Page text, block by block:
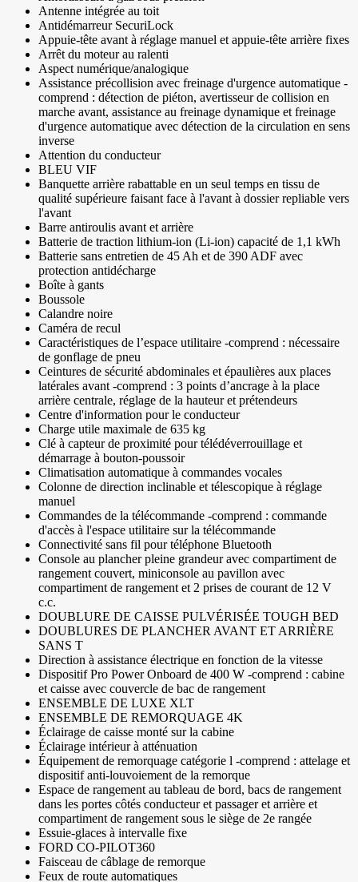
Antenne intégrée au toit
Antidémarreur SecuriLock
Appuie-tête avant à réglage manuel et appuie-tête arrière fixes
Arrêt du moteur au ralenti
Aspect numérique/analogique
Assistance précollision avec freinage d'urgence automatique -
comprend : détection de piéton, avertisseur de collision en
marche avant, assistance au freinage dynamique et freinage
d'urgence automatique avec détection de la circulation en sens
inverse
Attention du conducteur
BLEU VIF
Banquette arrière rabattable en un seul temps en tissu de
qualité supérieure faisant face à l'avant à dossier repliable vers
l'avant
Barre antiroulis avant et arrière
Batterie de traction lithium-ion (Li-ion) capacité de 1,1 kWh
Batterie sans entretien de 45 Ah et de 390 ADF avec
protection antidécharge
Boîte à gants
Boussole
Calandre noire
Caméra de recul
Caractéristiques de l’espace utilitaire -comprend : nécessaire
de gonflage de pneu
Ceintures de sécurité abdominales et épaulières aux places
latérales avant -comprend : 3 points d’ancrage à la place
arrière centrale, réglage de la hauteur et prétendeurs
Centre d'information pour le conducteur
Charge utile maximale de 635 kg
Clé à capteur de proximité pour télédéverrouillage et
démarrage à bouton-poussoir
Climatisation automatique à commandes vocales
Colonne de direction inclinable et télescopique à réglage
manuel
Commandes de la télécommande -comprend : commande
d'accès à l'espace utilitaire sur la télécommande
Connectivité sans fil pour téléphone Bluetooth
Console au plancher pleine grandeur avec compartiment de
rangement couvert, miniconsole au pavillon avec
compartiment de rangement et 2 prises de courant de 12 V
c.c.
DOUBLURE DE CAISSE PULVÉRISÉE TOUGH BED
DOUBLURES DE PLANCHER AVANT ET ARRIÈRE
SANS T
Direction à assistance électrique en fonction de la vitesse
Dispositif Pro Power Onboard de 400 W -comprend : cabine
et caisse avec couvercle de bac de rangement
ENSEMBLE DE LUXE XLT
ENSEMBLE DE REMORQUAGE 4K
Éclairage de caisse monté sur la cabine
Éclairage intérieur à atténuation
Équipement de remorquage catégorie l -comprend : attelage et
dispositif anti-louvoiement de la remorque
Espace de rangement au tableau de bord, bacs de rangement
dans les portes côtés conducteur et passager et arrière et
compartiment de rangement sous le siège de 2e rangée
Essuie-glaces à intervalle fixe
FORD CO-PILOT360
Faisceau de câblage de remorque
Feux de route automatiques